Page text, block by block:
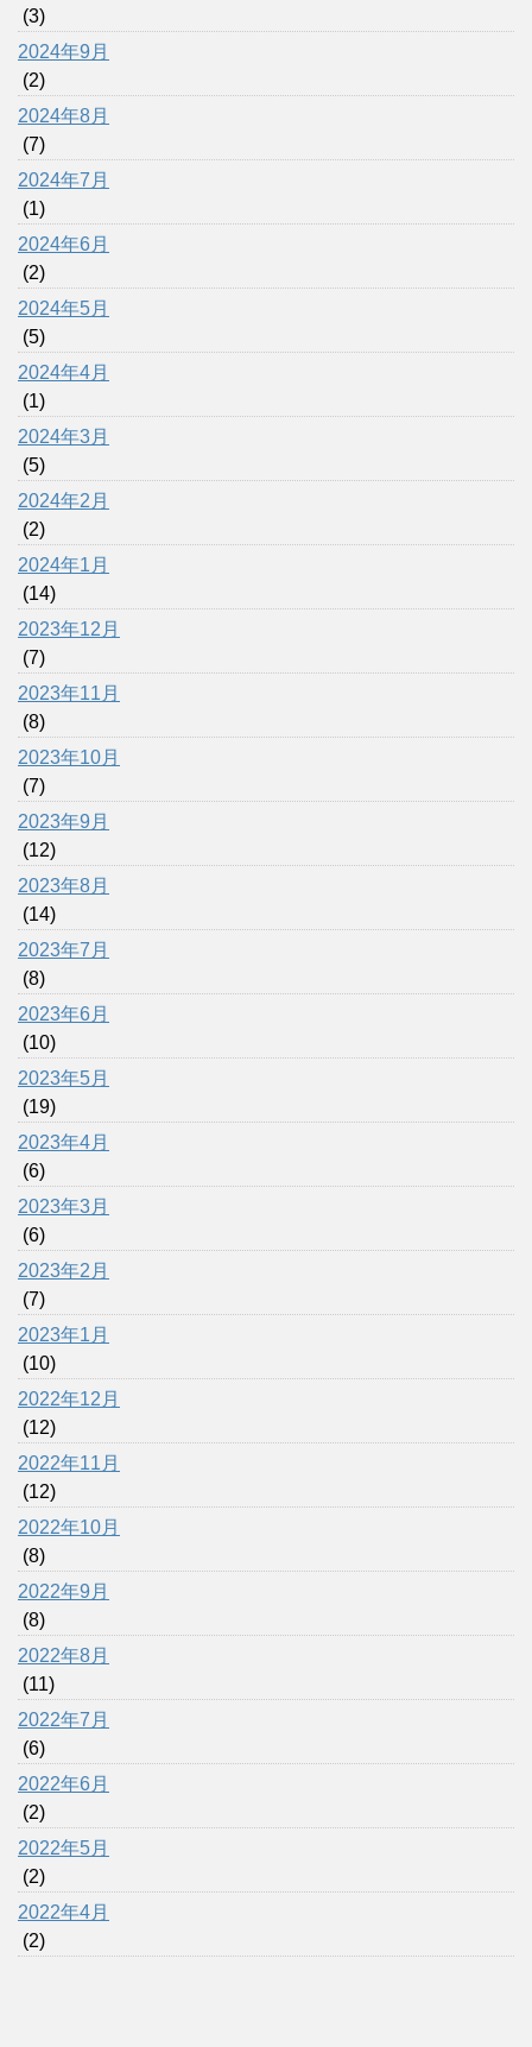
(3)
2024年9月
(2)
2024年8月
(7)
2024年7月
(1)
2024年6月
(2)
2024年5月
(5)
2024年4月
(1)
2024年3月
(5)
2024年2月
(2)
2024年1月
(14)
2023年12月
(7)
2023年11月
(8)
2023年10月
(7)
2023年9月
(12)
2023年8月
(14)
2023年7月
(8)
2023年6月
(10)
2023年5月
(19)
2023年4月
(6)
2023年3月
(6)
2023年2月
(7)
2023年1月
(10)
2022年12月
(12)
2022年11月
(12)
2022年10月
(8)
2022年9月
(8)
2022年8月
(11)
2022年7月
(6)
2022年6月
(2)
2022年5月
(2)
2022年4月
(2)